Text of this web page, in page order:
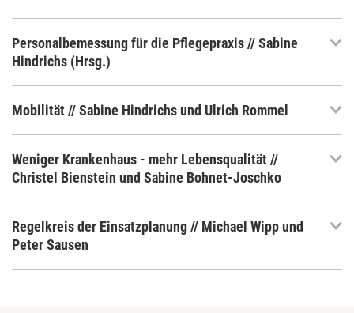
Personalbemessung für die Pflegepraxis // Sabine
Hindrichs (Hrsg.)
Mobilität // Sabine Hindrichs und Ulrich Rommel
Weniger Krankenhaus - mehr Lebensqualität //
Christel Bienstein und Sabine Bohnet-Joschko
Regelkreis der Einsatzplanung // Michael Wipp und
Peter Sausen